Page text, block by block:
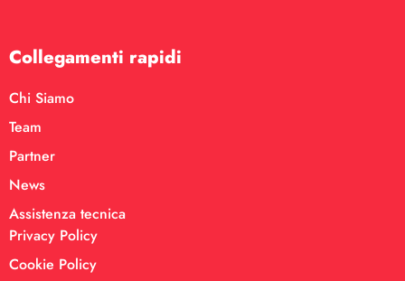
Collegamenti rapidi
Chi Siamo
Team
Partner
News
Assistenza tecnica
Privacy Policy
Cookie Policy